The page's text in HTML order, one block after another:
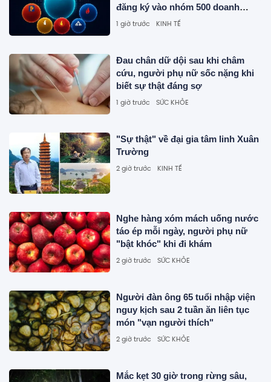
đăng ký vào nhóm 500 doanh
nghiệp lớn nhất thế giới
1 giờ trước KINH TẾ
Đau chân dữ dội sau khi châm
cứu, người phụ nữ sốc nặng khi
biết sự thật đáng sợ
1 giờ trước SỨC KHỎE
"Sự thật" về đại gia tâm linh Xuân
Trường
2 giờ trước KINH TẾ
Nghe hàng xóm mách uống nước
táo ép mỗi ngày, người phụ nữ
"bật khóc" khi đi khám
2 giờ trước SỨC KHỎE
Người đàn ông 65 tuổi nhập viện
nguy kịch sau 2 tuần ăn liên tục
món "vạn người thích"
2 giờ trước SỨC KHỎE
Mắc kẹt 30 giờ trong rừng sâu,